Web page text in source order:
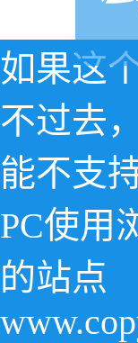
如果这
不过去
能不支
PC使用
的站点